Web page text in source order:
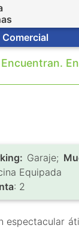
Comercial
Garaje;
Equipada
: 2
espectacular